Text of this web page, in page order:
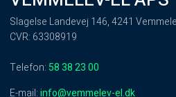
Slagelse Landevej 146, 4241
​CVR: 63308919
Telefon: 58 38 23 00
E-mail:info@vemmelev-el.dk